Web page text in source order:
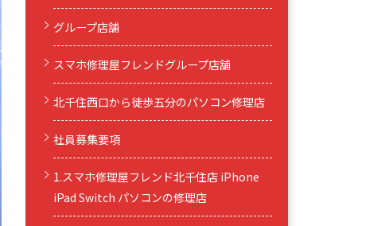
グループ店舗
スマホ修理屋フレンドグループ店舗
北千住西口から徒歩五分のパソコン修理店
社員募集要項
1.スマホ修理屋フレンド北千住店 iPhone
iPad Switch パソコンの修理店